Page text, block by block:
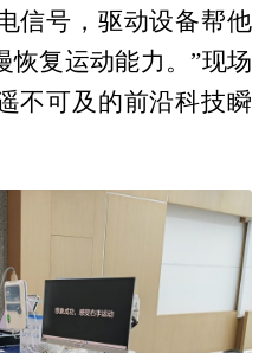
信号，驱动设备帮他
恢复运动能力。”现场
不可及的前沿科技瞬